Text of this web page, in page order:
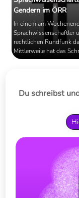
Gendern im ÖRR
In einem am
Sprachwissenschaftler
rechtlichen Rundfunk
Mittlerweile hat das
"sogenannte
Du schreibst